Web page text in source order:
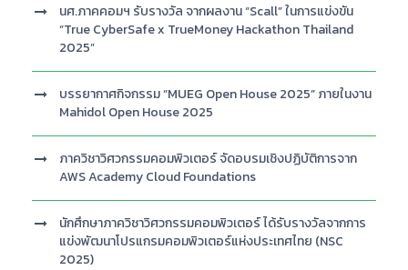
นศ.ภาคคอมฯ รับรางวัล จากผลงาน “Scall” ในการแข่งขัน
“True CyberSafe x TrueMoney Hackathon Thailand
2025”
บรรยากาศกิจกรรม “MUEG Open House 2025” ภายในงาน
Mahidol Open House 2025
ภาควิชาวิศวกรรมคอมพิวเตอร์ จัดอบรมเชิงปฏิบัติการจาก
AWS Academy Cloud Foundations
นักศึกษาภาควิชาวิศวกรรมคอมพิวเตอร์ ได้รับรางวัลจากการ
แข่งพัฒนาโปรแกรมคอมพิวเตอร์แห่งประเทศไทย (NSC
2025)